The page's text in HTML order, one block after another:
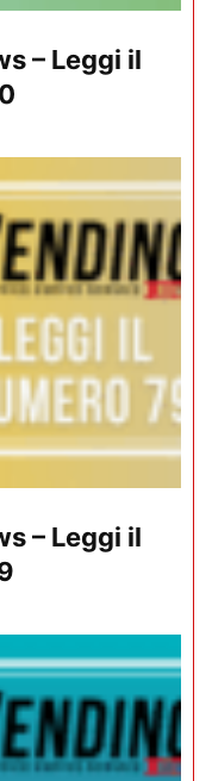
– Leggi il
– Leggi il